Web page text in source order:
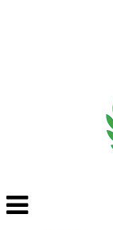
Veksle
navigasjon